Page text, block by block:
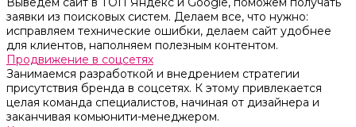
заявки из поисковых систем. Делаем все, что нужно:
исправляем технические ошибки, делаем сайт удобнее
для клиентов, наполняем полезным контентом.
Продвижение в соцсетях
Занимаемся разработкой и внедрением стратегии
присутствия бренда в соцсетях. К этому привлекается
целая команда специалистов, начиная от дизайнера и
заканчивая комьюнити-менеджером.